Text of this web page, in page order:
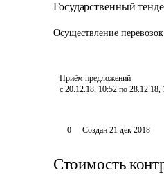
Государственный
Осуществление перевозок
Приём предложений
с 20.12.18, 10:52 по 28.12.18,
0 Создан 21 дек 2018
Стоимость